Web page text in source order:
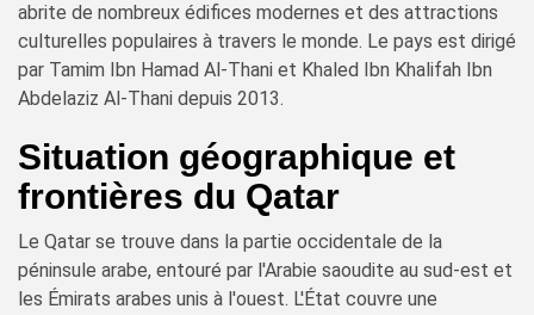
abrite de nombreux édifices modernes et des attractions
culturelles populaires à travers le monde. Le pays est dirigé
par Tamim Ibn Hamad Al-Thani et Khaled Ibn Khalifah Ibn
Abdelaziz Al-Thani depuis 2013.
Situation géographique et
frontières du Qatar
Le Qatar se trouve dans la partie occidentale de la
péninsule arabe, entouré par l'Arabie saoudite au sud-est et
les Émirats arabes unis à l'ouest. L'État couvre une